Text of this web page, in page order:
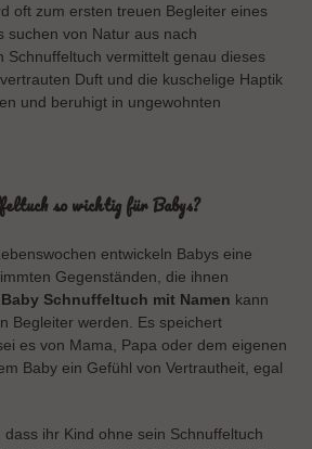
oft zum ersten treuen Begleiter eines
suchen von Natur aus nach
Schnuffeltuch vermittelt genau dieses
Duft und die kuschelige Haptik
und beruhigt in ungewohnten
so wichtig für Babys?
entwickeln Babys eine
Gegenständen, die ihnen
Baby Schnuffeltuch mit Namen kann
Begleiter werden. Es speichert
es von Mama, Papa oder dem eigenen
Baby ein Gefühl von Vertrautheit, egal
ihr Kind ohne sein Schnuffeltuch